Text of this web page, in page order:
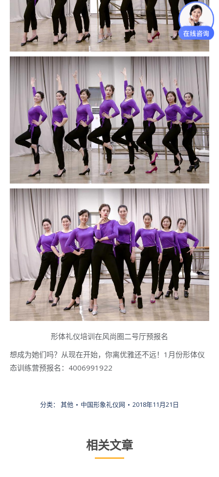
形体礼仪培训在风尚圈二号厅预报名
想成为她们吗？从现在开始，你离优雅还不远！1月份形体仪
态训练营预报名：4006991922
分类： 其他 中国形象礼仪网 2018年11月21日
相关文章